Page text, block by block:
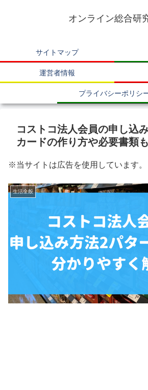
オンライン総合研
サイトマップ
運営者情報
プライバシーポリシ
コストコ法人会員の申し込
カードの作り方や必要書類
※当サイトは広告を使用しています。
生活全般